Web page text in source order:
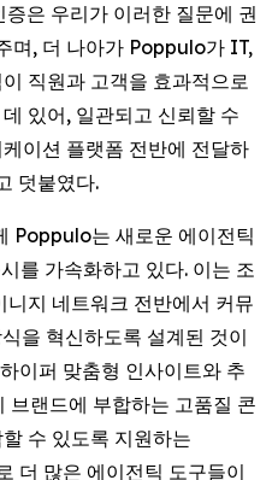
은 우리가 이러한 질문에 권
며, 더 나아가 Poppulo가 IT,
직원과 고객을 효과적으로
있어, 일관되고 신뢰할 수
이션 플랫폼 전반에 전달하
덧붙였다.
Poppulo는 새로운 에이전틱
를 가속화하고 있다. 이는 조
지 네트워크 전반에서 커뮤
을 혁신하도록 설계된 것이
이퍼 맞춤형 인사이트와 추
랜드에 부합하는 고품질 콘
수 있도록 지원하는
더 많은 에이전틱 도구들이